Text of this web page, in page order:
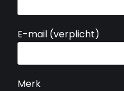
E-mail (verplicht)
Merk